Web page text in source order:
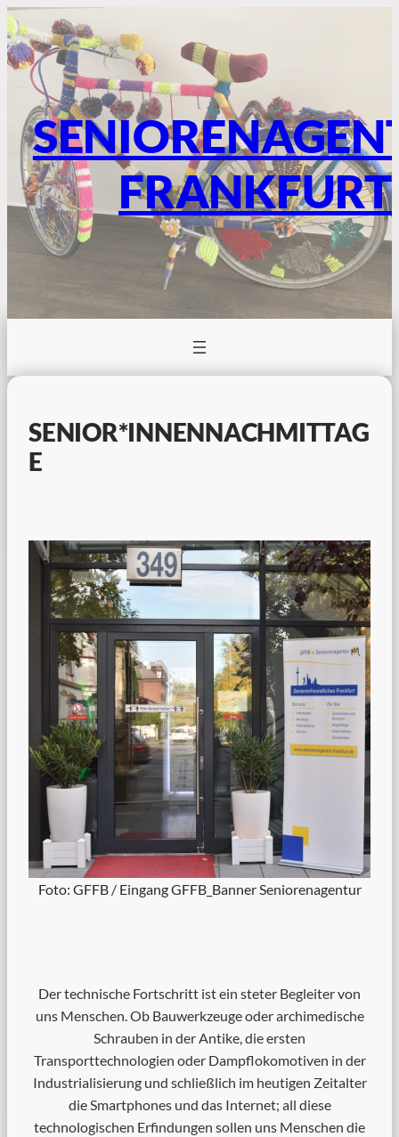
FRANKFURT
SENIOR*INNENNACHMITTAG
E
Foto: GFFB / Eingang GFFB_Banner Seniorenagentur
Der technische Fortschritt ist ein steter Begleiter von
uns Menschen. Ob Bauwerkzeuge oder archimedische
Schrauben in der Antike, die ersten
Transporttechnologien oder Dampflokomotiven in der
Industrialisierung und schließlich im heutigen Zeitalter
die Smartphones und das Internet; all diese
technologischen Erfindungen sollen uns Menschen die